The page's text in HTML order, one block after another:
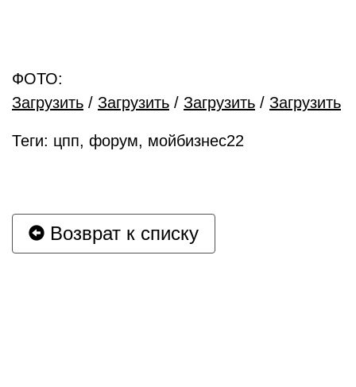
ФОТО:
Загрузить / Загрузить / Загрузить / Загрузить
Теги: цпп, форум, мойбизнес22
Возврат к списку